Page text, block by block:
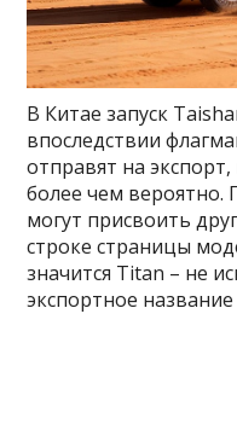
В Китае запуск
впоследствии
отправят на
более чем вероятно.
могут присвоить
строке страницы
значится Titan – не
экспортное